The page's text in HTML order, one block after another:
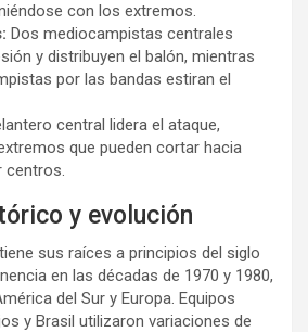
con los extremos.
Dos mediocampistas centrales
y distribuyen el balón, mientras
por las bandas estiran el
central lidera el ataque,
que pueden cortar hacia
centros.
y evolución
sus raíces a principios del siglo
en las décadas de 1970 y 1980,
del Sur y Europa. Equipos
y Brasil utilizaron variaciones de